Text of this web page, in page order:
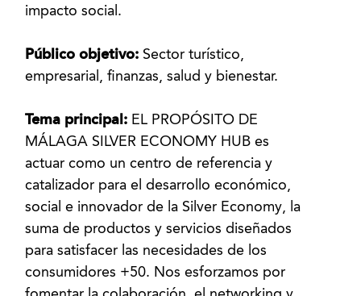
impacto social.
Público objetivo: Sector turístico,
empresarial, finanzas, salud y bienestar.
Tema principal: EL PROPÓSITO DE
MÁLAGA SILVER ECONOMY HUB es
actuar como un centro de referencia y
catalizador para el desarrollo económico,
social e innovador de la Silver Economy, la
suma de productos y servicios diseñados
para satisfacer las necesidades de los
consumidores +50. Nos esforzamos por